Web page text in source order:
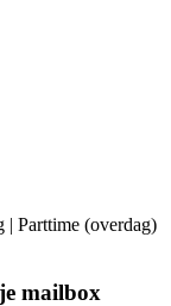
Parttime (overdag)
mailbox